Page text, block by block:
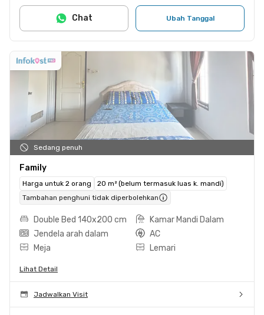
Ubah Tanggal
Chat
Sedang penuh
Family
Harga untuk 2 orang
20 m² (belum termasuk luas k. mandi)
Tambahan penghuni tidak diperbolehkan
Double Bed 140x200 cm
Kamar Mandi Dalam
Jendela arah dalam
AC
Meja
Lemari
Lihat Detail
Jadwalkan Visit